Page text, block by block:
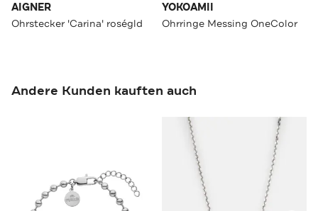
AIGNER
Ohrstecker 'Carina' roségld
YOKOAMII
Ohrringe Messing OneColor
Andere Kunden kauften auch